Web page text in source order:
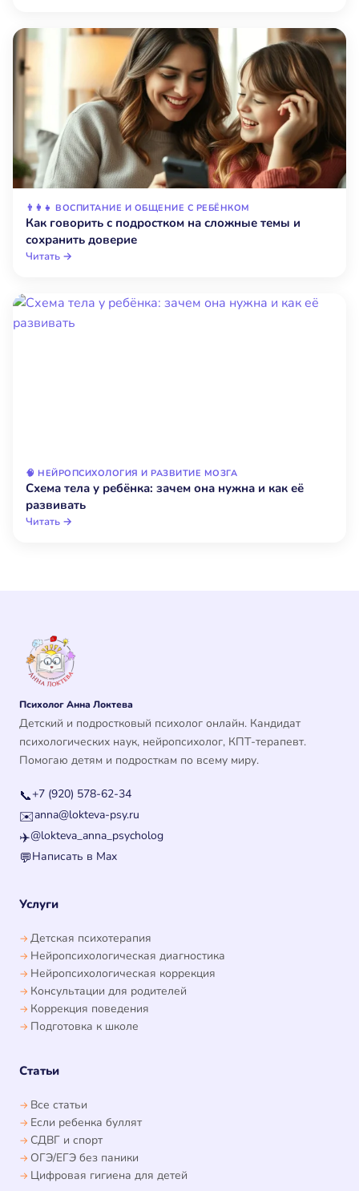
👨‍👩‍👧 ВОСПИТАНИЕ И ОБЩЕНИЕ С РЕБЁНКОМ
Как говорить с подростком на сложные темы и
сохранить доверие
Читать →
🧠 НЕЙРОПСИХОЛОГИЯ И РАЗВИТИЕ МОЗГА
Схема тела у ребёнка: зачем она нужна и как её
развивать
Читать →
Психолог Анна Локтева
Детский и подростковый психолог онлайн. Кандидат
психологических наук, нейропсихолог, КПТ-терапевт.
Помогаю детям и подросткам по всему миру.
📞+7 (920) 578-62-34
✉️anna@lokteva-psy.ru
✈️@lokteva_anna_psycholog
💬Написать в Max
Услуги
Детская психотерапия
Нейропсихологическая диагностика
Нейропсихологическая коррекция
Консультации для родителей
Коррекция поведения
Подготовка к школе
Статьи
Все статьи
Если ребенка буллят
СДВГ и спорт
ОГЭ/ЕГЭ без паники
Цифровая гигиена для детей